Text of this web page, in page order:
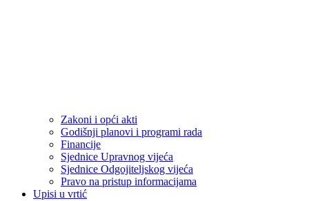
Zakoni i opći akti
Godišnji planovi i programi rada
Financije
Sjednice Upravnog vijeća
Sjednice Odgojiteljskog vijeća
Pravo na pristup informacijama
Upisi u vrtić